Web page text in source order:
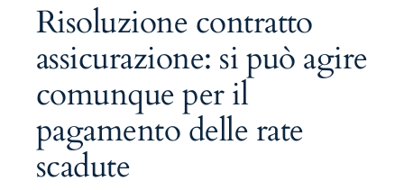
Risoluzione contratto
assicurazione: si può agire
comunque per il
pagamento delle rate
scadute